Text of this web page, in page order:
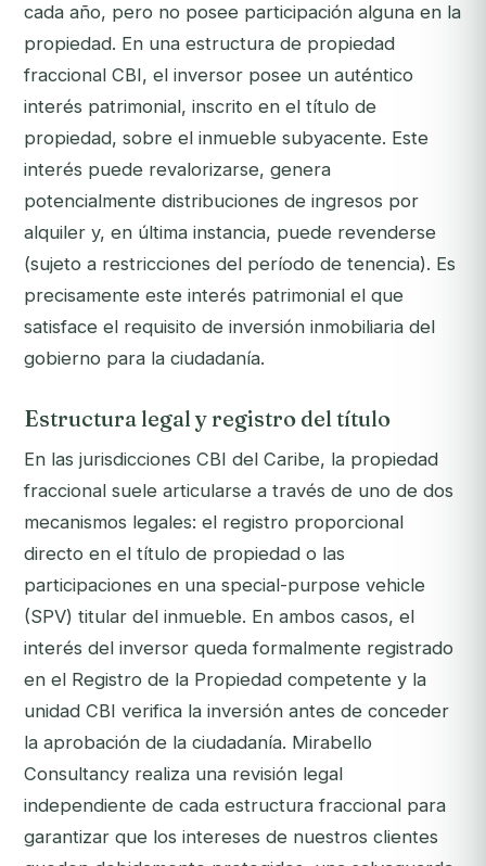
cada año, pero no posee participación alguna en la
propiedad. En una estructura de propiedad
fraccional CBI, el inversor posee un auténtico
interés patrimonial, inscrito en el título de
propiedad, sobre el inmueble subyacente. Este
interés puede revalorizarse, genera
potencialmente distribuciones de ingresos por
alquiler y, en última instancia, puede revenderse
(sujeto a restricciones del período de tenencia). Es
precisamente este interés patrimonial el que
satisface el requisito de inversión inmobiliaria del
gobierno para la ciudadanía.
Estructura legal y registro del título
En las jurisdicciones CBI del Caribe, la propiedad
fraccional suele articularse a través de uno de dos
mecanismos legales: el registro proporcional
directo en el título de propiedad o las
participaciones en una special-purpose vehicle
(SPV) titular del inmueble. En ambos casos, el
interés del inversor queda formalmente registrado
en el Registro de la Propiedad competente y la
unidad CBI verifica la inversión antes de conceder
la aprobación de la ciudadanía. Mirabello
Consultancy realiza una revisión legal
independiente de cada estructura fraccional para
garantizar que los intereses de nuestros clientes